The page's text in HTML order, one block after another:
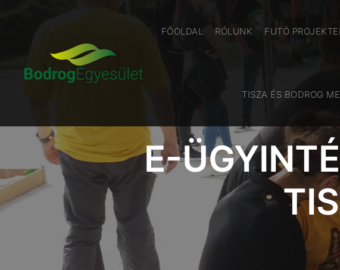
FŐOLDAL RÓLUNK FUTÓ
TISZA ÉS BODROG
E-